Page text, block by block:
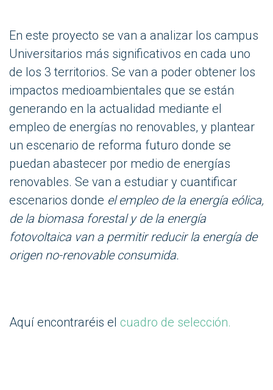
En este proyecto se van a analizar los campus
Universitarios más significativos en cada uno
de los 3 territorios. Se van a poder obtener los
impactos medioambientales que se están
generando en la actualidad mediante el
empleo de energías no renovables, y plantear
un escenario de reforma futuro donde se
puedan abastecer por medio de energías
renovables. Se van a estudiar y cuantificar
escenarios donde el empleo de la energía eólica,
de la biomasa forestal y de la energía
fotovoltaica van a permitir reducir la energía de
origen no-renovable consumida.
Aquí encontraréis el cuadro de selección.